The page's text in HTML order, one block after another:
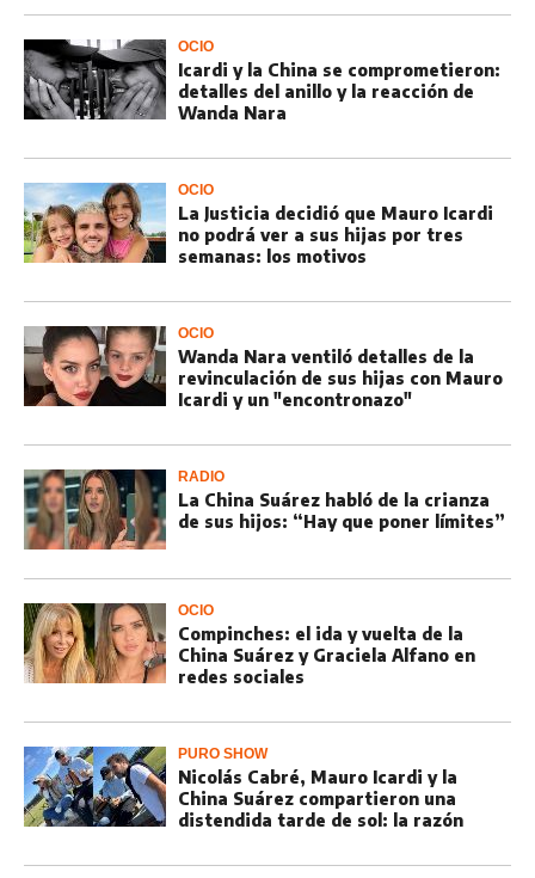
OCIO
Icardi y la China se comprometieron:
detalles del anillo y la reacción de
Wanda Nara
OCIO
La Justicia decidió que Mauro Icardi
no podrá ver a sus hijas por tres
semanas: los motivos
OCIO
Wanda Nara ventiló detalles de la
revinculación de sus hijas con Mauro
Icardi y un "encontronazo"
RADIO
La China Suárez habló de la crianza
de sus hijos: “Hay que poner límites”
OCIO
Compinches: el ida y vuelta de la
China Suárez y Graciela Alfano en
redes sociales
PURO SHOW
Nicolás Cabré, Mauro Icardi y la
China Suárez compartieron una
distendida tarde de sol: la razón